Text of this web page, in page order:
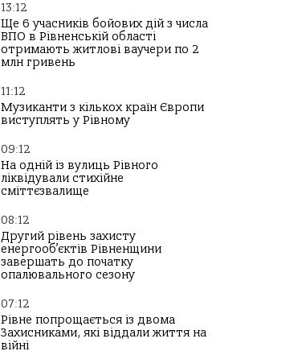
13:12
Ще 6 учасників бойових дій з числа
ВПО в Рівненській області
отримають житлові ваучери по 2
млн гривень
11:12
Музиканти з кількох країн Європи
виступлять у Рівному
09:12
На одній із вулиць Рівного
ліквідували стихійне
сміттєзвалище
08:12
Другий рівень захисту
енергооб’єктів Рівненщини
завершать до початку
опалювального сезону
07:12
Рівне попрощається із двома
Захисниками, які віддали життя на
війні